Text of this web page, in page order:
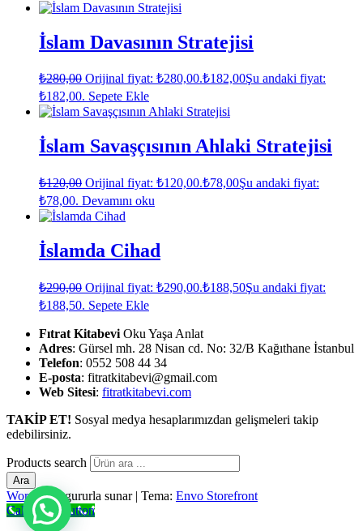
İslam Davasının Stratejisi
₺280,00 Orijinal fiyat: ₺280,00.₺182,00Şu andaki fiyat:
₺182,00. Sepete Ekle
İslam Savaşçısının Ahlaki Stratejisi
₺120,00 Orijinal fiyat: ₺120,00.₺78,00Şu andaki fiyat:
₺78,00. Devamını oku
İslamda Cihad
₺290,00 Orijinal fiyat: ₺290,00.₺188,50Şu andaki fiyat:
₺188,50. Sepete Ekle
Fıtrat Kitabevi Oku Yaşa Anlat
Adres: Gürsel mh. 28 Nisan cd. No: 32/B Kağıthane İstanbul
Telefon: 0552 508 44 34
E-posta: fitratkitabevi@gmail.com
Web Sitesi: fitratkitabevi.com
TAKİP ET! Sosyal medya hesaplarımızdan gelişmeleri takip
edebilirsiniz.
Products search
Ara
WordPress gururla sunar | Tema: Envo Storefront
Call Now Button